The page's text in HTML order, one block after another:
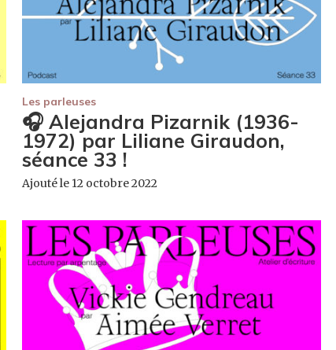
Les parleuses
🎧 Alejandra Pizarnik (1936-
1972) par Liliane Giraudon,
séance 33 !
Ajouté le 12 octobre 2022